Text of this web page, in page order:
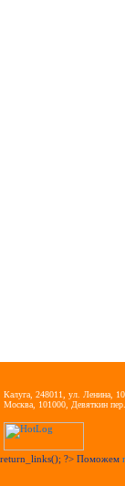
Калуга, 248011, ул. Ленина,
Москва, 101000, Девяткин
return_links(); ?> Поможем